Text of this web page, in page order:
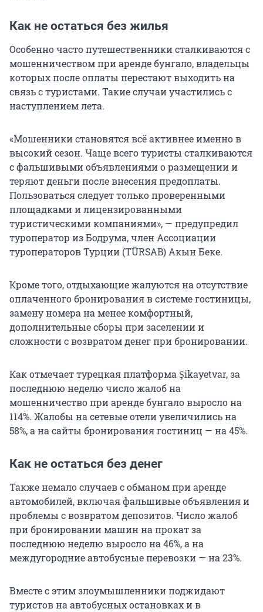
Как не остаться без жилья
Особенно часто путешественники сталкиваются с
мошенничеством при аренде бунгало, владельцы
которых после оплаты перестают выходить на
связь с туристами. Такие случаи участились с
наступлением лета.
«Мошенники становятся всё активнее именно в
высокий сезон. Чаще всего туристы сталкиваются
с фальшивыми объявлениями о размещении и
теряют деньги после внесения предоплаты.
Пользоваться следует только проверенными
площадками и лицензированными
туристическими компаниями», — предупредил
туроператор из Бодрума, член Ассоциации
туроператоров Турции (TÜRSAB) Акын Беке.
Кроме того, отдыхающие жалуются на отсутствие
оплаченного бронирования в системе гостиницы,
замену номера на менее комфортный,
дополнительные сборы при заселении и
сложности с возвратом денег при бронировании.
Как отмечает турецкая платформа Şikayetvar, за
последнюю неделю число жалоб на
мошенничество при аренде бунгало выросло на
114%. Жалобы на сетевые отели увеличились на
58%, а на сайты бронирования гостиниц — на 45%.
Как не остаться без денег
Также немало случаев с обманом при аренде
автомобилей, включая фальшивые объявления и
проблемы с возвратом депозитов. Число жалоб
при бронировании машин на прокат за
последнюю неделю выросло на 46%, а на
междугородние автобусные перевозки — на 23%.
Вместе с этим злоумышленники поджидают
туристов на автобусных остановках и в